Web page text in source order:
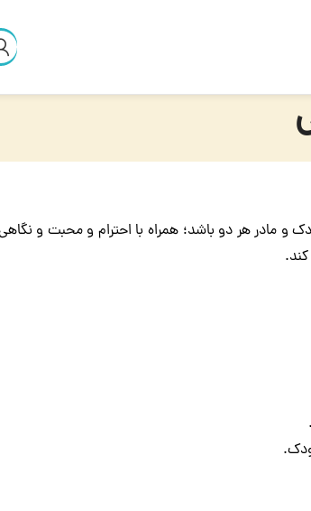
و مادر هر دو باشد؛ همراه با احترام و محبت و